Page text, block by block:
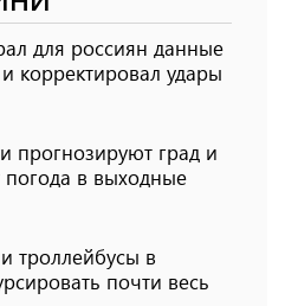
для россиян данные
​​корректировал удары
прогнозируют град и
погода в выходные
троллейбусы в
почти весь